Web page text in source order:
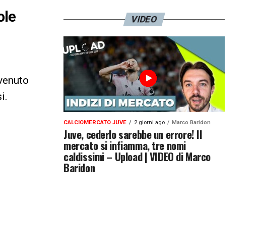
VIDEO
CALCIOMERCATO JUVE 2 giorni ago Marco Baridon
Juve, cederlo sarebbe un errore! Il
mercato si infiamma, tre nomi
caldissimi – Upload | VIDEO di Marco
Baridon